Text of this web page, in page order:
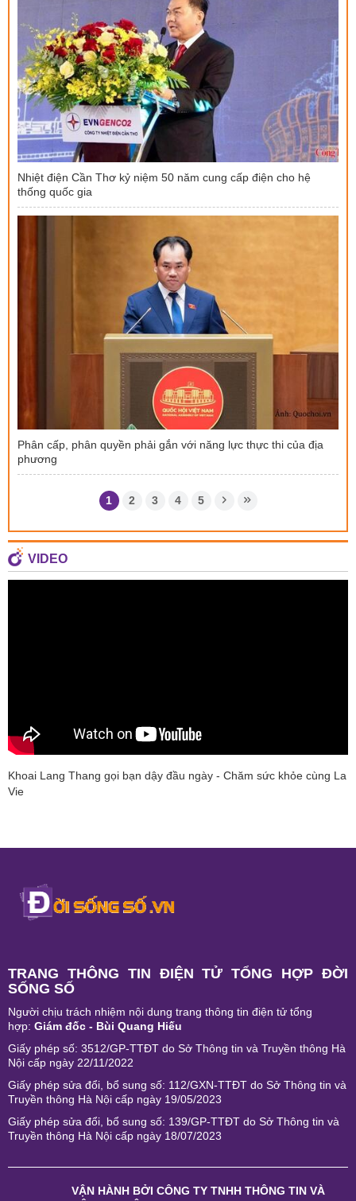
Nhiệt điện Cần Thơ kỷ niệm 50 năm cung cấp điện cho hệ
thống quốc gia
Phân cấp, phân quyền phải gắn với năng lực thực thi của địa
phương
1 2 3 4 5
VIDEO
Khoai Lang Thang gọi bạn dậy đầu ngày - Chăm sức khỏe cùng La
Vie
TRANG THÔNG TIN ĐIỆN TỬ TỔNG HỢP ĐỜI
SỐNG SỐ
Người chịu trách nhiệm nội dung trang thông tin điện tử tổng
hợp: Giám đốc - Bùi Quang Hiếu
Giấy phép số: 3512/GP-TTĐT do Sở Thông tin và Truyền thông Hà
Nội cấp ngày 22/11/2022
Giấy phép sửa đổi, bổ sung số: 112/GXN-TTĐT do Sở Thông tin và
Truyền thông Hà Nội cấp ngày 19/05/2023
Giấy phép sửa đổi, bổ sung số: 139/GP-TTĐT do Sở Thông tin và
Truyền thông Hà Nội cấp ngày 18/07/2023
VẬN HÀNH BỞI CÔNG TY TNHH THÔNG TIN VÀ